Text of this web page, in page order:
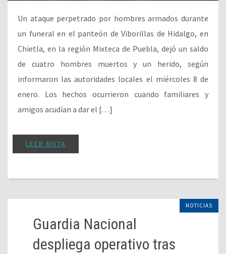
Un ataque perpetrado por hombres armados durante
un funeral en el panteón de Viborillas de Hidalgo, en
Chietla, en la región Mixteca de Puebla, dejó un saldo
de cuatro hombres muertos y un herido, según
informaron las autoridades locales el miércoles 8 de
enero. Los hechos ocurrieron cuando familiares y
amigos acudían a dar el […]
LEER NOTA
NOTICIAS
Guardia Nacional
despliega operativo tras